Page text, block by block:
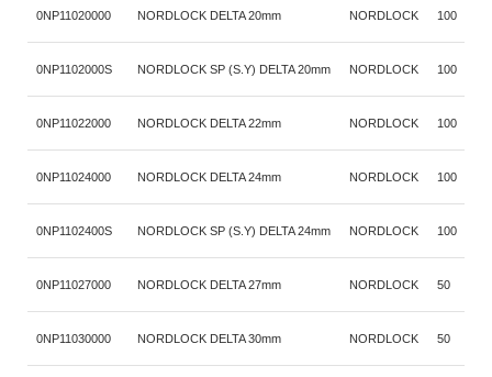
0NP11020000 NORDLOCK DELTA 20mm NORDLOCK 100
0NP1102000S NORDLOCK SP (S.Y) DELTA 20mm NORDLOCK 100
0NP11022000 NORDLOCK DELTA 22mm NORDLOCK 100
0NP11024000 NORDLOCK DELTA 24mm NORDLOCK 100
0NP1102400S NORDLOCK SP (S.Y) DELTA 24mm NORDLOCK 100
0NP11027000 NORDLOCK DELTA 27mm NORDLOCK 50
0NP11030000 NORDLOCK DELTA 30mm NORDLOCK 50